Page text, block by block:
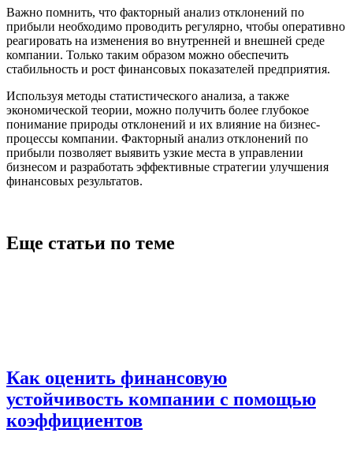
Важно помнить, что факторный анализ отклонений по
прибыли необходимо проводить регулярно, чтобы оперативно
реагировать на изменения во внутренней и внешней среде
компании. Только таким образом можно обеспечить
стабильность и рост финансовых показателей предприятия.
Используя методы статистического анализа, а также
экономической теории, можно получить более глубокое
понимание природы отклонений и их влияние на бизнес-
процессы компании. Факторный анализ отклонений по
прибыли позволяет выявить узкие места в управлении
бизнесом и разработать эффективные стратегии улучшения
финансовых результатов.
Еще статьи по теме
Как оценить финансовую
устойчивость компании с помощью
коэффициентов